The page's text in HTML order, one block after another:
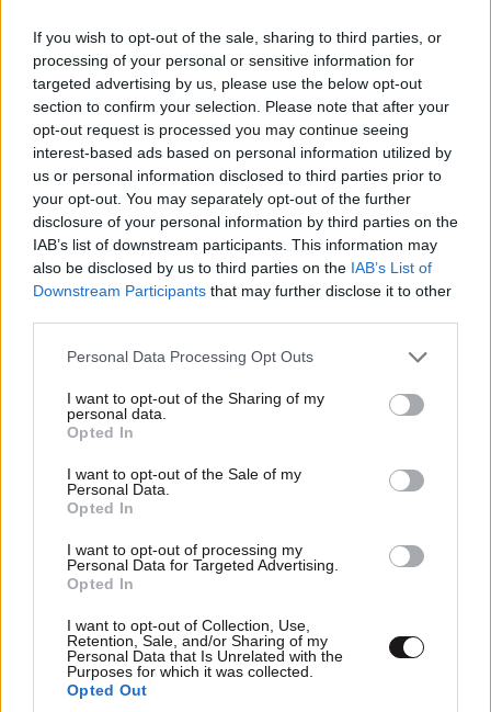
If you wish to opt-out of the sale, sharing to third parties, or
processing of your personal or sensitive information for
targeted advertising by us, please use the below opt-out
section to confirm your selection. Please note that after your
opt-out request is processed you may continue seeing
interest-based ads based on personal information utilized by
us or personal information disclosed to third parties prior to
your opt-out. You may separately opt-out of the further
disclosure of your personal information by third parties on the
IAB’s list of downstream participants. This information may
also be disclosed by us to third parties on the IAB’s List of
Downstream Participants that may further disclose it to other
Please note that this website/app uses one or more Google
not limited to your visit or usage behaviour. You may click to
grant or deny consent to Google and its third-party tags to
use your data for below specified purposes in below Google
consent section.
Personal Data Processing Opt Outs
I want to opt-out of the Sharing of my
personal data.
Opted In
I want to opt-out of the Sale of my
Personal Data.
Opted In
I want to opt-out of processing my
Personal Data for Targeted Advertising.
Opted In
I want to opt-out of Collection, Use,
Retention, Sale, and/or Sharing of my
Personal Data that Is Unrelated with the
Purposes for which it was collected.
Opted Out
Μυστήριο 3.500 ετών στη Σαντορίνη: Ο έφηβος
που δεν πρόλαβε να ξεφύγει από το τσουνάμι,
ίσως ξαναγράφει την ιστορία της μινωικής
καταστροφής
Πανεπιστημιούπολη Ζωγράφου: Εργαστήρια
υδροπονικής κάνναβης με προσδοκώμενο
όφελος άνω των 90.000 ευρώ – Χειροπέδες σε
τρία άτομα